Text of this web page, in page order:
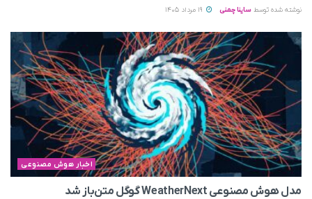
نوشته شده توسط ساینا چمنی
اخبار هوش مصنوعی
مدل هوش مصنوعی WeatherNext گوگل متن‌باز شد